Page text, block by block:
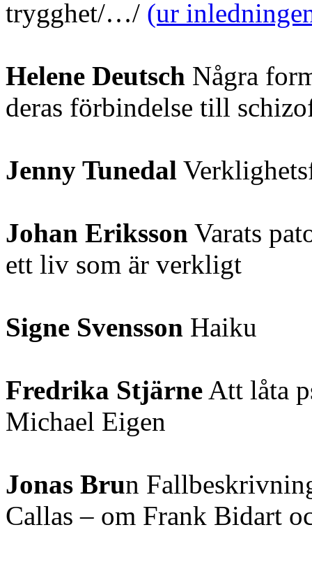
trygghet/…/ (ur
Helene Deutsch Några
deras förbindelse till
Jenny Tunedal
Johan Eriksson Varats
ett liv som är verkligt
Signe Svensson Haiku
Fredrika Stjärne Att låta
Michael Eigen
Jonas Brun
Callas – om Frank Bidart